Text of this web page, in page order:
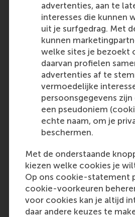
advertenties, aan te
interesses die kunnen
uit je surfgedrag. Met
kunnen
welke sites je bezoekt
daarvan profielen
advertenties af te
vermoedelijke
persoonsgegevens
een pseudoniem
echte naam, om je
beschermen.
Met de onderstaande
kiezen welke cookies je
Op ons cookie-statement
cookie-voorkeuren
voor cookies kan je altijd
daar andere keuzes te